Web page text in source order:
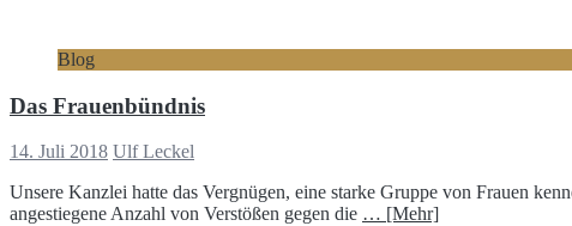
Blog
Das Frauenbündnis
14. Juli 2018 Ulf Leckel
Unsere Kanzlei hatte das Vergnügen, eine starke Gruppe von Frauen
angestiegene Anzahl von Verstößen gegen die … [Mehr]